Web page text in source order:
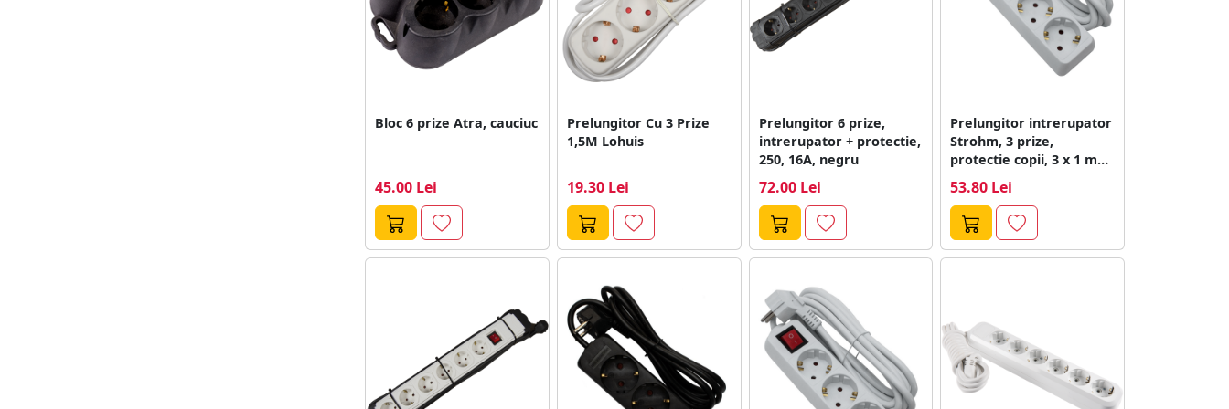
Bloc 6 prize Atra, cauciuc
45.00 Lei
Prelungitor Cu 3 Prize
1,5M Lohuis
19.30 Lei
Prelungitor 6 prize,
intrerupator + protectie,
250, 16A, negru
72.00 Lei
Prelungitor intrerupator
Strohm, 3 prize,
protectie copii, 3 x 1 mm,
53.80 Lei